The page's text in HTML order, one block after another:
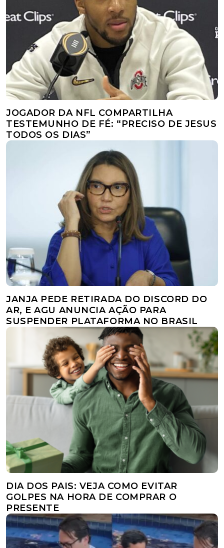
JOGADOR DA NFL COMPARTILHA
TESTEMUNHO DE FÉ: “PRECISO DE JESUS
TODOS OS DIAS”
JANJA PEDE RETIRADA DO DISCORD DO
AR, E AGU ANUNCIA AÇÃO PARA
SUSPENDER PLATAFORMA NO BRASIL
DIA DOS PAIS: VEJA COMO EVITAR
GOLPES NA HORA DE COMPRAR O
PRESENTE